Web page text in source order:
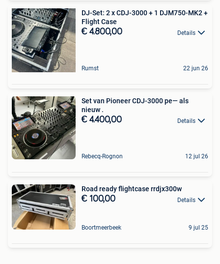
DJ-Set: 2 x CDJ-3000 + 1 DJM750-MK2 +
Flight Case
€ 4.800,00 Details
Rumst 22 jun 26
Set van Pioneer CDJ-3000 pe— als
nieuw .
€ 4.400,00 Details
Rebecq-Rognon 12 jul 26
Road ready flightcase rrdjx300w
€ 100,00 Details
Boortmeerbeek 9 jul 25